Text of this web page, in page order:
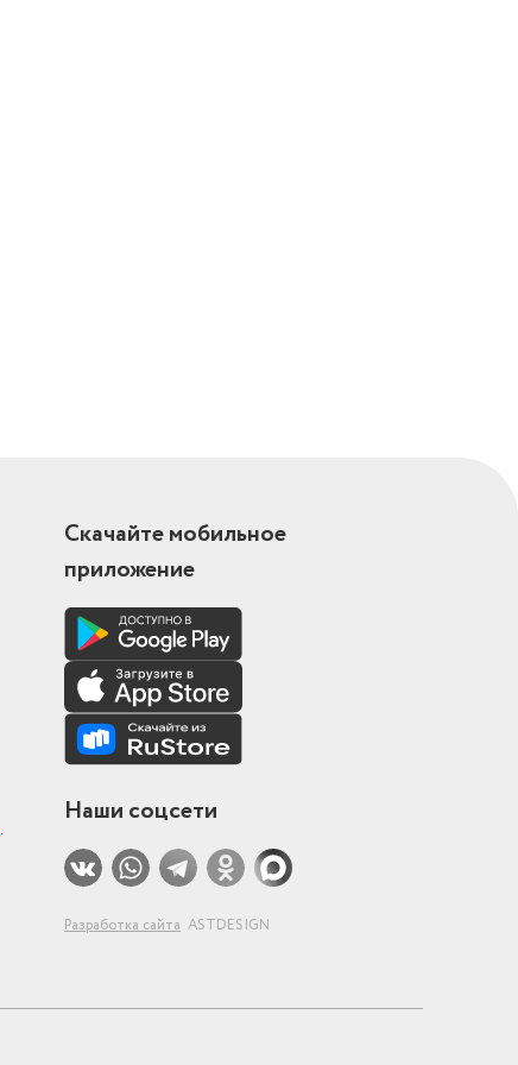
.
Скачайте мобильное
приложение
Наши соцсети
Разработка сайта ASTDESIGN